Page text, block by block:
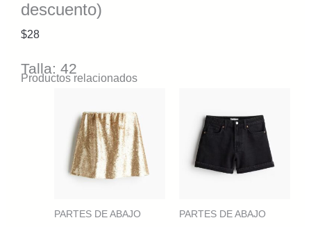
descuento)
$28
Talla: 42
Productos relacionados
PARTES DE ABAJO PARTES DE ABAJO